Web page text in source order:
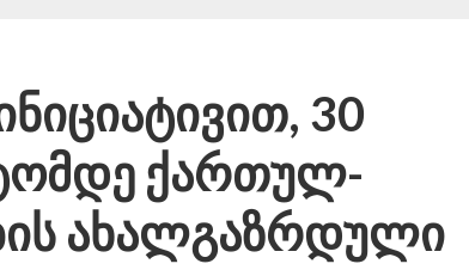
30
ქართულ-
ახალგაზრდული